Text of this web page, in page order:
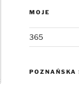
MOJE
365
POZNAŃSKA